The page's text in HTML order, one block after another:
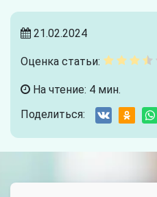
21.02.2024
Оценка статьи:
На чтение: 4 мин.
Поделиться: